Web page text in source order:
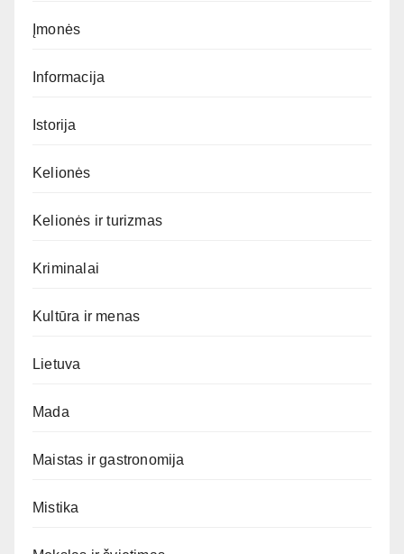
Įmonės
Informacija
Istorija
Kelionės
Kelionės ir turizmas
Kriminalai
Kultūra ir menas
Lietuva
Mada
Maistas ir gastronomija
Mistika